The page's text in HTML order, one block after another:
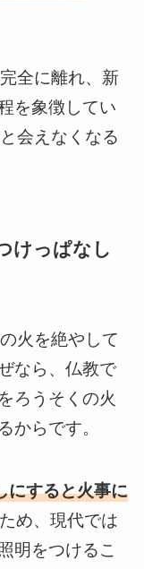
全に離れ、新
を象徴してい
会えなくなる
けっぱなし
火を絶やして
なら、仏教で
ろうそくの火
からです。
にすると火事に
め、現代では
明をつけるこ